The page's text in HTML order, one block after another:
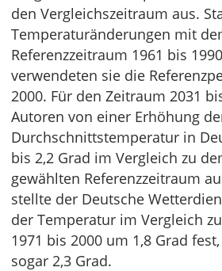
den Vergleichszeitraum aus.
Temperaturänderungen mit
Referenzzeitraum 1961 bis
verwendeten sie die
2000. Für den Zeitraum 2031
Autoren von einer Erhöhung
Durchschnittstemperatur in
bis 2,2 Grad im Vergleich zu
gewählten Referenzzeitraum
stellte der Deutsche
der Temperatur im Vergleich
1971 bis 2000 um 1,8 Grad
sogar 2,3 Grad.